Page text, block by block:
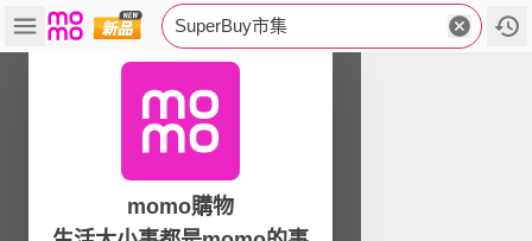
SuperBuy市集
momo購物